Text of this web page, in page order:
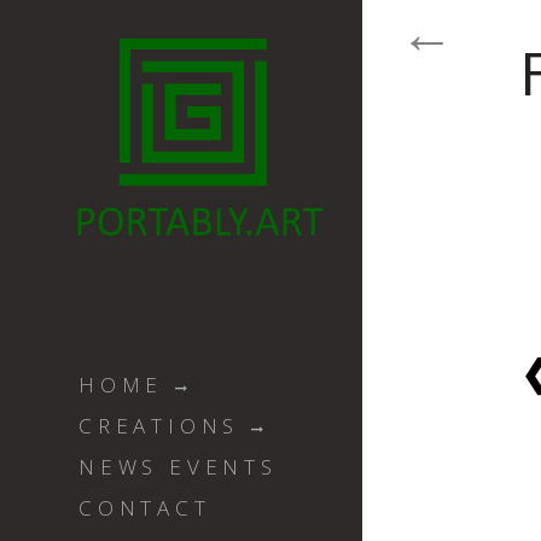
HOME
CREATIONS
NEWS EVENTS
CONTACT